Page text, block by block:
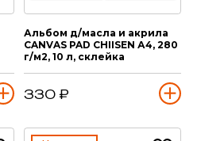
Альбом д/масла и акрила
CANVAS PAD CHIISEN А4, 280
г/м2, 10 л, склейка
330 ₽